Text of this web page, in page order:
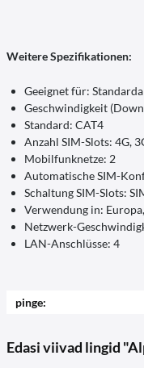
Weitere Spezifikationen:
Geeignet für:
Geschwindigkeit
Standard: CAT4
Anzahl SIM-Slots: 4G,
Mobilfunknetze: 2
Automatische SIM-
Schaltung SIM-Slots:
Verwendung in:
Netzwerk-
LAN-Anschlüsse: 4
pinge:
Edasi viivad lingid